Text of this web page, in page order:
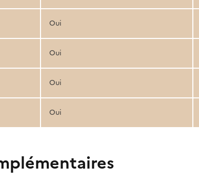
Oui
Oui
Oui
Oui